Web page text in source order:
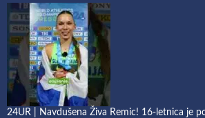
24UR | Navdušena Živa Remic! 16-letnica je